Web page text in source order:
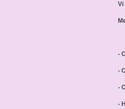
Vi
-
-
-
-